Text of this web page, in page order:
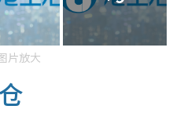
片放大